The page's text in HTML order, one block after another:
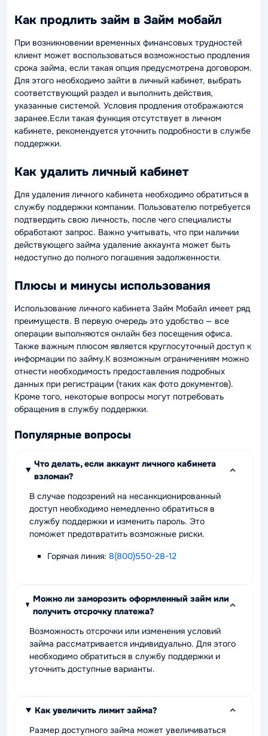
Как продлить займ в Займ мобайл
При возникновении временных финансовых трудностей
клиент может воспользоваться возможностью продления
срока займа, если такая опция предусмотрена договором.
Для этого необходимо зайти в личный кабинет, выбрать
соответствующий раздел и выполнить действия,
указанные системой. Условия продления отображаются
заранее.Если такая функция отсутствует в личном
кабинете, рекомендуется уточнить подробности в службе
поддержки.
Как удалить личный кабинет
Для удаления личного кабинета необходимо обратиться в
службу поддержки компании. Пользователю потребуется
подтвердить свою личность, после чего специалисты
обработают запрос. Важно учитывать, что при наличии
действующего займа удаление аккаунта может быть
недоступно до полного погашения задолженности.
Плюсы и минусы использования
Использование личного кабинета Займ Мобайл имеет ряд
преимуществ. В первую очередь это удобство — все
операции выполняются онлайн без посещения офиса.
Также важным плюсом является круглосуточный доступ к
информации по займу.К возможным ограничениям можно
отнести необходимость предоставления подробных
данных при регистрации (таких как фото документов).
Кроме того, некоторые вопросы могут потребовать
обращения в службу поддержки.
Популярные вопросы
Что делать, если аккаунт личного кабинета
взломан?
В случае подозрений на несанкционированный
доступ необходимо немедленно обратиться в
службу поддержки и изменить пароль. Это
поможет предотвратить возможные риски.
Горячая линия: 8(800)550-28-12
Можно ли заморозить оформленный займ или
получить отсрочку платежа?
Возможность отсрочки или изменения условий
займа рассматривается индивидуально. Для этого
необходимо обратиться в службу поддержки и
уточнить доступные варианты.
Как увеличить лимит займа?
Размер доступного займа может увеличиваться